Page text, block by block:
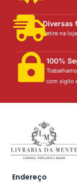
Diversas
Retire na
100%
com sigilo
Endereço